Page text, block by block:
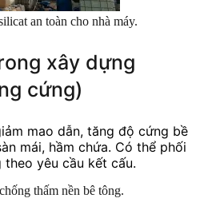
an toàn cho nhà máy.
xây dựng
cứng)
mao dẫn, tăng độ cứng bề
mái, hầm chứa. Có thể phối
theo yêu cầu kết cấu.
thấm nền bê tông.